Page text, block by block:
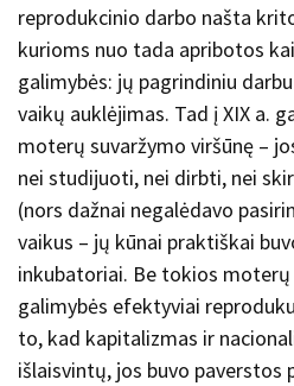
reprodukcinio darbo našta
kurioms nuo tada apribotos
galimybės: jų pagrindiniu
vaikų auklėjimas. Tad į XIX a.
moterų suvaržymo viršūnę –
nei studijuoti, nei dirbti, nei
(nors dažnai negalėdavo
vaikus – jų kūnai praktiškai
inkubatoriai. Be tokios
galimybės efektyviai
to, kad kapitalizmas ir
išlaisvintų, jos buvo paverstos